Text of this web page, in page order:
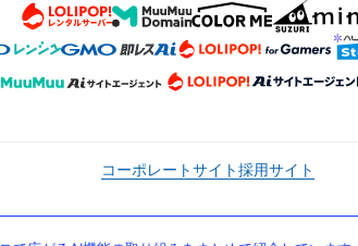
コーポレートサイト採用サイト